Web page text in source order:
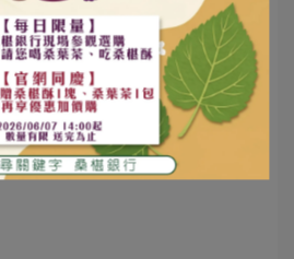
審查機制用)，如有同行者，
我